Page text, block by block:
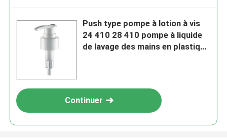
Push type pompe à lotion à vis
24 410 28 410 pompe à liquide
de lavage des mains en plastique
Continuer